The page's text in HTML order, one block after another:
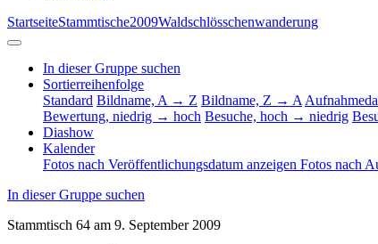
StartseiteStammtische2009Waldschlösschenwanderung
In dieser Gruppe suchen
Sortierreihenfolge
Standard Bildname, A → Z Bildname, Z → A
Bewertung, niedrig → hoch Besuche, hoch → niedrig
Diashow
Kalender
Fotos nach Veröffentlichungsdatum anzeigen Fotos nach
In dieser Gruppe suchen
Stammtisch 64 am 9. September 2009